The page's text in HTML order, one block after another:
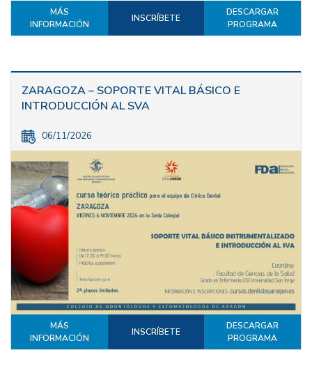
MÁS
INFORMACIÓN
INSCRÍBETE
DESCARGAR
PROGRAMA
ZARAGOZA – SOPORTE VITAL BÁSICO E
INTRODUCCIÓN AL SVA
06/11/2026
MÁS
INFORMACIÓN
INSCRÍBETE
DESCARGAR
PROGRAMA